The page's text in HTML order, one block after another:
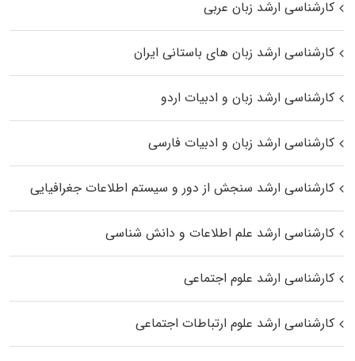
کارشناسی ارشد زبان عربی
کارشناسی ارشد زبان‌ های باستانی ایران
کارشناسی ارشد زبان و ادبیات اردو
کارشناسی ارشد زبان و ادبیات فارسی
کارشناسی ارشد سنجش از دور و سیستم اطلاعات جغرافیایی
کارشناسی ارشد علم اطلاعات و دانش شناسی
کارشناسی ارشد علوم اجتماعی
کارشناسی ارشد علوم ارتباطات اجتماعی